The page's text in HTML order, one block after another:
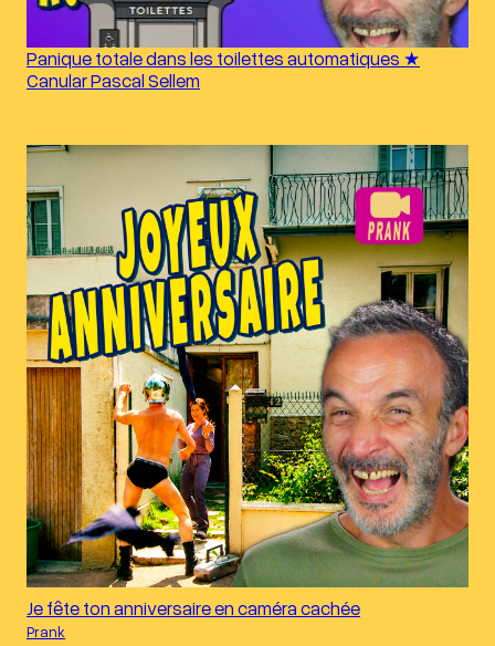
Panique totale dans les toilettes automatiques ★
Canular Pascal Sellem
Je fête ton anniversaire en caméra cachée
Prank